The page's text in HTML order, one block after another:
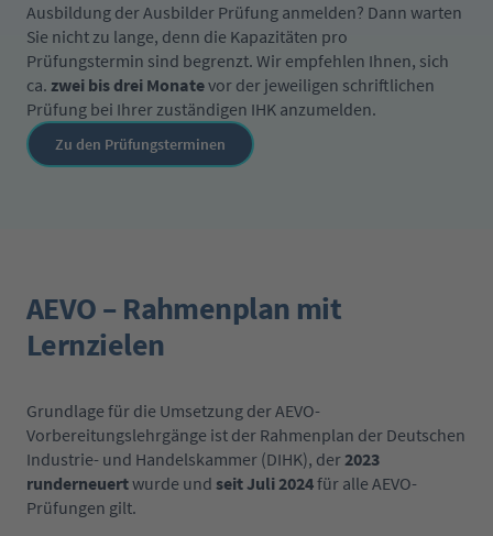
Ausbildung der Ausbilder Prüfung anmelden? Dann warten
Sie nicht zu lange, denn die Kapazitäten pro
Prüfungstermin sind begrenzt. Wir empfehlen Ihnen, sich
ca. zwei bis drei Monatevor der jeweiligen schriftlichen
Prüfung bei Ihrer zuständigen IHK anzumelden.
Zu den Prüfungsterminen
AEVO – Rahmenplan mit
Lernzielen
Grundlage für die Umsetzung der AEVO-
Vorbereitungslehrgänge ist der Rahmenplan der Deutschen
Industrie- und Handelskammer (DIHK), der 2023
runderneuertwurde und seit Juli 2024für alle AEVO-
Prüfungen gilt.